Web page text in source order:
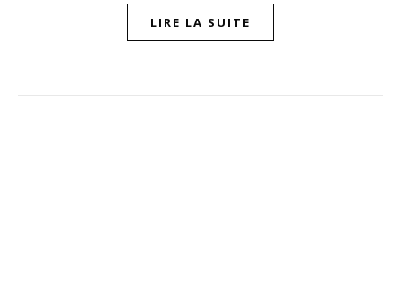
LIRE LA SUITE